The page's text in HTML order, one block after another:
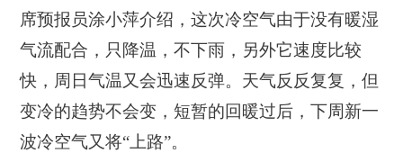
席预报员涂小萍介绍，这次冷空气由于没有暖湿
气流配合，只降温，不下雨，另外它速度比较
快，周日气温又会迅速反弹。天气反反复复，但
变冷的趋势不会变，短暂的回暖过后，下周新一
波冷空气又将“上路”。